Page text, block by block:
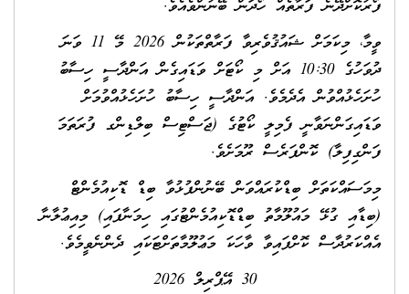
ފޯރުކޮށްދޭނެ ފަރާތެއް ހޯދަން ބޭނުންވެއެވެ.
ވީމާ، މިކަމަށް ޝައުޤުވެރިވާ ފަރާތްތަކުން 2026 މޭ 11 ވަނަ
ދުވަހުގެ 10:30 އަށް މި ކޯޓަށް ވަޑައިގެން އަންދާސީ ހިސާބު
ހުށަހެޅުއްވުން އެދެމެވެ. އަންދާސީ ހިސާބު ހުށަހެޅުއްވުމަށް
ވަޑައިގަންނަވާނީ ފެމިލީ ކޯޓުގެ (ޖަސްޓިސް ބިލްޑިންގ ފުރަތަމަ
ފަންގިފިލާ) ކޮންފަރެސް ރޫމަށެވެ.
މިމަސައްކަތަށް ބިޑްކުރައްވަން ބޭނުންފުޅުވާ ބިޑް ޑޮކިއުމެންޓް
(ބިޑާއި ގުޅޭ މައުލޫމާތު ބިޑްޑޮކިއުމެންޓުގައި ހިމަނާފައި) މިއިޢުލާނާ
އެއްކަރުދާސް ކޮށްފައިވާ ވާހަކަ މަޢުލޫމާތަށްޓަކައި ދެންނެވީމެވެ.
30 އޭޕްރިލް 2026